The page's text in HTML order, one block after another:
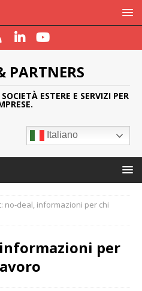
PARTNERS
ESTERE E SERVIZI PER
Italiano
no-deal, informazioni per chi
per